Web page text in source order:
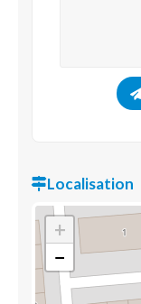
Localisation
+
−